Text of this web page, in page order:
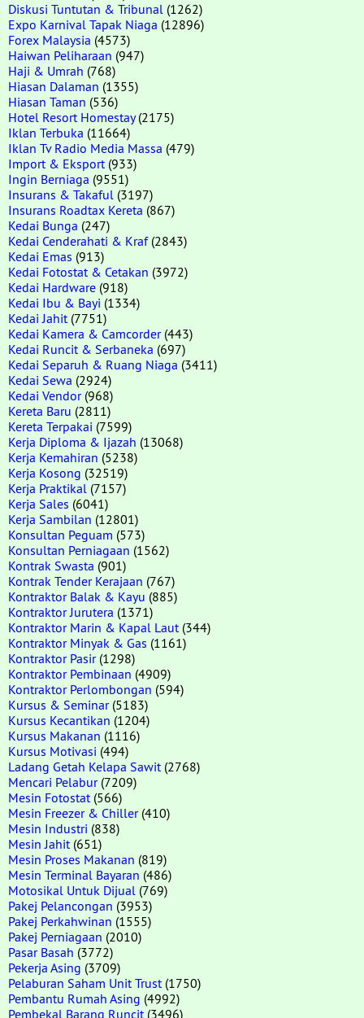
Diskusi Tuntutan & Tribunal (1262)
Expo Karnival Tapak Niaga (12896)
Forex Malaysia (4573)
Haiwan Peliharaan (947)
Haji & Umrah (768)
Hiasan Dalaman (1355)
Hiasan Taman (536)
Hotel Resort Homestay(2175)
Iklan Terbuka (11664)
Iklan Tv Radio Media Massa (479)
Import & Eksport (933)
Ingin Berniaga (9551)
Insurans & Takaful (3197)
Insurans Roadtax Kereta (867)
Kedai Bunga (247)
Kedai Cenderahati & Kraf(2843)
Kedai Emas (913)
Kedai Fotostat & Cetakan (3972)
Kedai Hardware (918)
Kedai Ibu & Bayi (1334)
Kedai Jahit (7751)
Kedai Kamera & Camcorder(443)
Kedai Runcit & Serbaneka (697)
Kedai Separuh & Ruang Niaga (3411)
Kedai Sewa (2924)
Kedai Vendor(968)
Kereta Baru (2811)
Kereta Terpakai (7599)
Kerja Diploma & Ijazah (13068)
Kerja Kemahiran (5238)
Kerja Kosong (32519)
Kerja Praktikal (7157)
Kerja Sales (6041)
Kerja Sambilan (12801)
Konsultan Peguam (573)
Konsultan Perniagaan (1562)
Kontrak Swasta (901)
Kontrak Tender Kerajaan (767)
Kontraktor Balak & Kayu (885)
Kontraktor Jurutera (1371)
Kontraktor Marin & Kapal Laut (344)
Kontraktor Minyak & Gas (1161)
Kontraktor Pasir(1298)
Kontraktor Pembinaan (4909)
Kontraktor Perlombongan (594)
Kursus & Seminar(5183)
Kursus Kecantikan (1204)
Kursus Makanan (1116)
Kursus Motivasi (494)
Ladang Getah Kelapa Sawit (2768)
Mencari Pelabur(7209)
Mesin Fotostat (566)
Mesin Freezer & Chiller(410)
Mesin Industri (838)
Mesin Jahit (651)
Mesin Proses Makanan (819)
Mesin Terminal Bayaran (486)
Motosikal Untuk Dijual (769)
Pakej Pelancongan (3953)
Pakej Perkahwinan (1555)
Pakej Perniagaan (2010)
Pasar Basah (3772)
Pekerja Asing (3709)
Pelaburan Saham Unit Trust (1750)
Pembantu Rumah Asing (4992)
Pembekal Barang Runcit (3496)